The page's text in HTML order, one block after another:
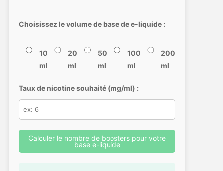
Choisissez le volume de base de e-liquide :
10
ml
20
ml
50
ml
100
ml
200
ml
Taux de nicotine souhaité (mg/ml) :
Calculer le nombre de boosters pour votre
base e-liquide